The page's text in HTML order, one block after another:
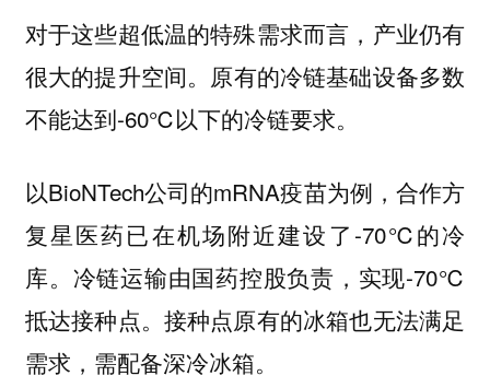
对于这些超低温的特殊需求而言，产业仍有
很大的提升空间。 原有的冷链基础设备多数
不能达到-60℃以下的冷链要求。
以BioNTech公司的mRNA疫苗为例，合作方
复星医药已在机场附近建设了-70℃的冷
库。冷链运输由国药控股负责，实现-70℃
抵达接种点。接种点原有的冰箱也无法满足
需求，需配备深冷冰箱。